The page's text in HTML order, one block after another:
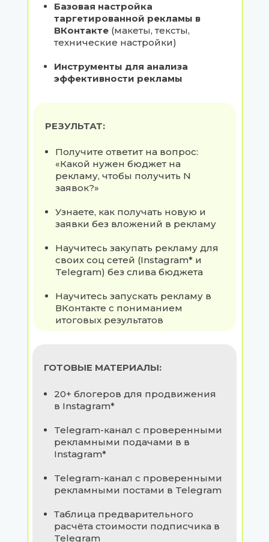
Базовая настройка
таргетированной рекламы в
ВКонтакте (макеты, тексты,
технические настройки)
Инструменты для анализа
эффективности рекламы
РЕЗУЛЬТАТ:
Получите ответит на вопрос:
«Какой нужен бюджет на
рекламу, чтобы получить N
заявок?»
Узнаете, как получать новую и
заявки без вложений в рекламу
Научитесь закупать рекламу для
своих соц сетей (Instagram* и
Telegram) без слива бюджета
Научитесь запускать рекламу в
ВКонтакте с пониманием
итоговых результатов
ГОТОВЫЕ МАТЕРИАЛЫ:
20+ блогеров для продвижения
в Instagram*
Telegram-канал с проверенными
рекламными подачами в в
Instagram*
Telegram-канал с проверенными
рекламными постами в Telegram
Таблица предварительного
расчёта стоимости подписчика в
Telegram